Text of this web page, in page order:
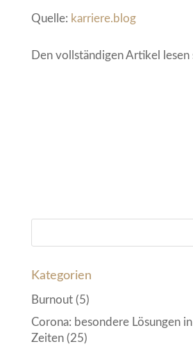
Quelle: karriere.blog
Den vollständigen Artikel lesen
Kategorien
Burnout(5)
Corona: besondere Lösungen
Zeiten(25)